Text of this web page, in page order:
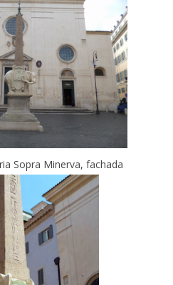
Sopra Minerva, fachada